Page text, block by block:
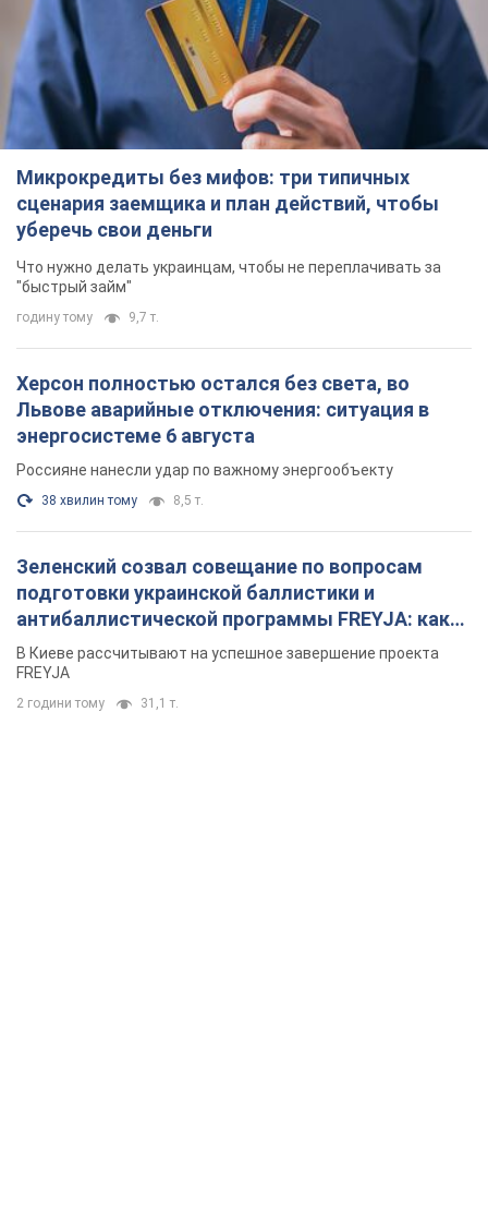
уберечь свои деньги
Что нужно делать украинцам, чтобы не переплачивать за
"быстрый займ"
годину тому 9,7 т.
Херсон полностью остался без света, во
Львове аварийные отключения: ситуация в
энергосистеме 6 августа
38 хвилин тому
Зеленский созвал совещание по вопросам
подготовки украинской баллистики и
антибаллистической программы FREYJA: какие
решения готовятся
В Киеве рассчитывают на успешное завершение проекта